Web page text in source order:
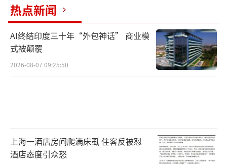
热点新闻
AI终结印度三十年“外包神话” 商业模
式被颠覆
2026-08-07 09:25:50
上海一酒店房间爬满床虱 住客反被怼
酒店态度引众怒